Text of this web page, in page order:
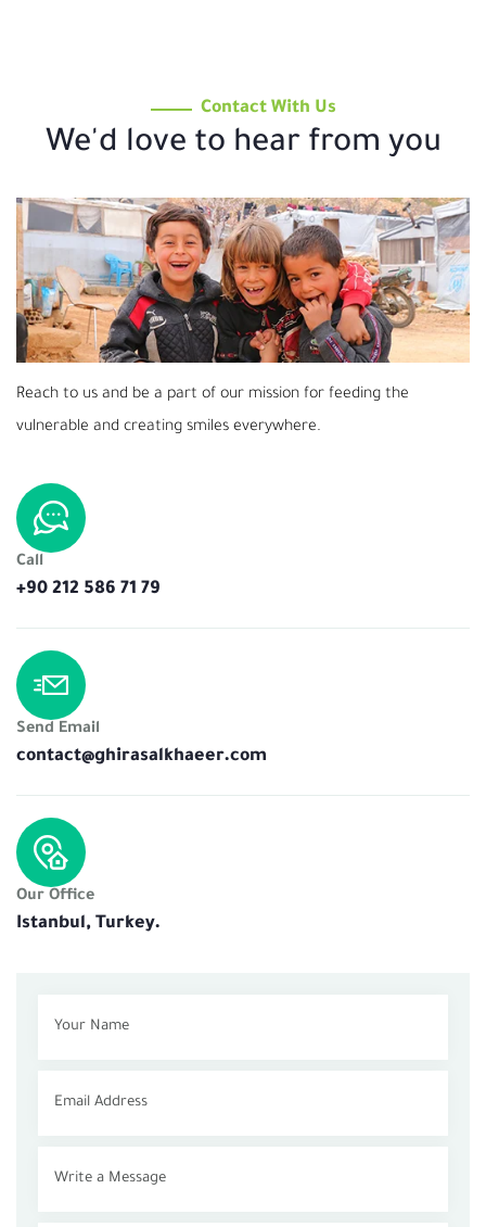
Contact With Us
We'd love to hear from you
Reach to us and be a part of our mission for feeding the
vulnerable and creating smiles everywhere.
Call
+90 212 586 71 79
Send Email
contact@ghirasalkhaeer.com
Our Office
Istanbul, Turkey.